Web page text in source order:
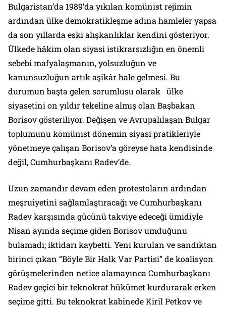
Bulgaristan’da 1989’da yıkılan komünist rejimin
ardından ülke demokratikleşme adına hamleler yapsa
da son yıllarda eski alışkanlıklar kendini gösteriyor.
Ülkede hâkim olan siyasi istikrarsızlığın en önemli
sebebi mafyalaşmanın, yolsuzluğun ve
kanunsuzluğun artık aşikâr hale gelmesi. Bu
durumun başta gelen sorumlusu olarak ülke
siyasetini on yıldır tekeline almış olan Başbakan
Borisov gösteriliyor. Değişen ve Avrupalılaşan Bulgar
toplumunu komünist dönemin siyasi pratikleriyle
yönetmeye çalışan Borisov’a göreyse hata kendisinde
değil, Cumhurbaşkanı Radev’de.
Uzun zamandır devam eden protestoların ardından
meşruiyetini sağlamlaştıracağı ve Cumhurbaşkanı
Radev karşısında gücünü takviye edeceği ümidiyle
Nisan ayında seçime giden Borisov umduğunu
bulamadı; iktidarı kaybetti. Yeni kurulan ve sandıktan
birinci çıkan “Böyle Bir Halk Var Partisi” de koalisyon
görüşmelerinden netice alamayınca Cumhurbaşkanı
Radev geçici bir teknokrat hükümet kurdurarak erken
seçime gitti. Bu teknokrat kabinede Kiril Petkov ve